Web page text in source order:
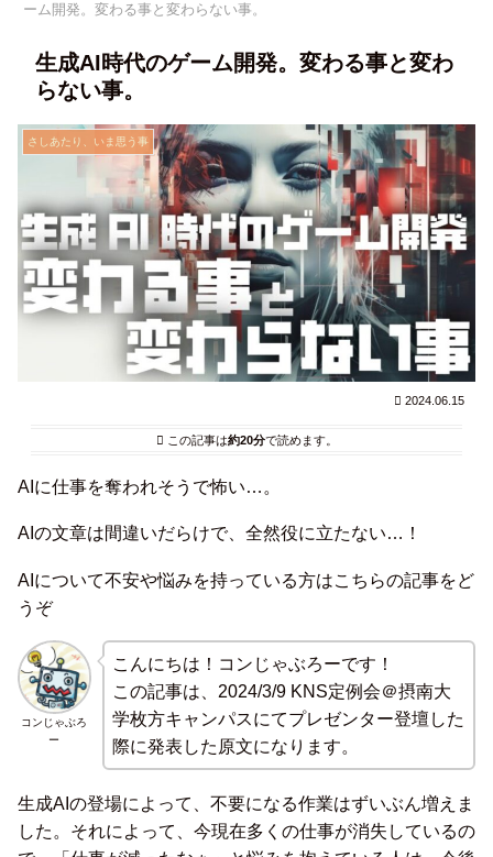
ーム開発。変わる事と変わらない事。
生成AI時代のゲーム開発。変わる事と変わ
らない事。
さしあたり、いま思う事
2024.06.15
この記事は約20分で読めます。
AIに仕事を奪われそうで怖い…。
AIの文章は間違いだらけで、全然役に立たない…！
AIについて不安や悩みを持っている方はこちらの記事をど
うぞ
コンじゃぶろ
ー
こんにちは！コンじゃぶろーです！
この記事は、2024/3/9 KNS定例会＠摂南大
学枚方キャンパスにてプレゼンター登壇した
際に発表した原文になります。
生成AIの登場によって、不要になる作業はずいぶん増えま
した。それによって、今現在多くの仕事が消失しているの